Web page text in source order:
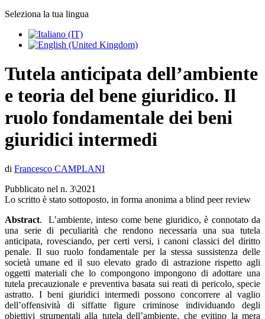
Seleziona la tua lingua
Tutela anticipata dell’ambiente
e teoria del bene giuridico. Il
ruolo fondamentale dei beni
giuridici intermedi
di Francesco CAMPLANI
Pubblicato nel n. 3\2021
Lo scritto è stato sottoposto, in forma anonima a blind peer review
Abstract. L’ambiente, inteso come bene giuridico, è connotato da
una serie di peculiarità che rendono necessaria una sua tutela
anticipata, rovesciando, per certi versi, i canoni classici del diritto
penale. Il suo ruolo fondamentale per la stessa sussistenza delle
società umane ed il suo elevato grado di astrazione rispetto agli
oggetti materiali che lo compongono impongono di adottare una
tutela precauzionale e preventiva basata sui reati di pericolo, specie
astratto. I beni giuridici intermedi possono concorrere al vaglio
dell’offensività di siffatte figure criminose individuando degli
obiettivi strumentali alla tutela dell’ambiente, che evitino la mera